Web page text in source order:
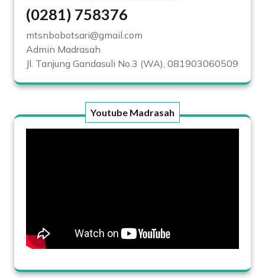
(0281) 758376
mtsnbobotsari@gmail.com
Admin Madrasah
Jl. Tanjung Gandasuli No.3 (WA), 081903060509
Youtube Madrasah